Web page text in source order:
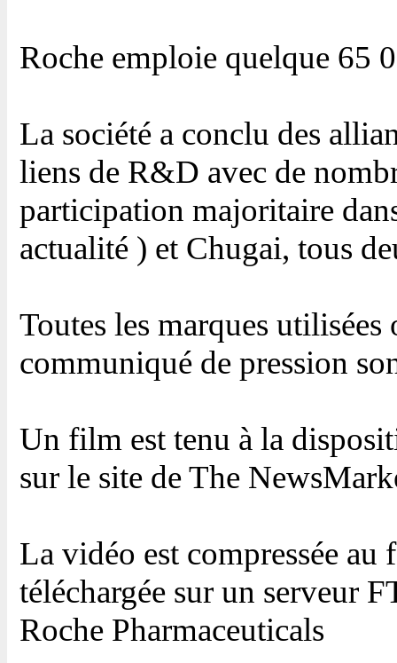
Roche emploie quelque 65
La société a conclu des
liens de R&D avec de
participation majoritaire
actualité ) et Chugai, tous
Toutes les marques utilisées
communiqué de pression
Un film est tenu à la
sur le site de The
La vidéo est compressée
téléchargée sur un serveur
Roche Pharmaceuticals